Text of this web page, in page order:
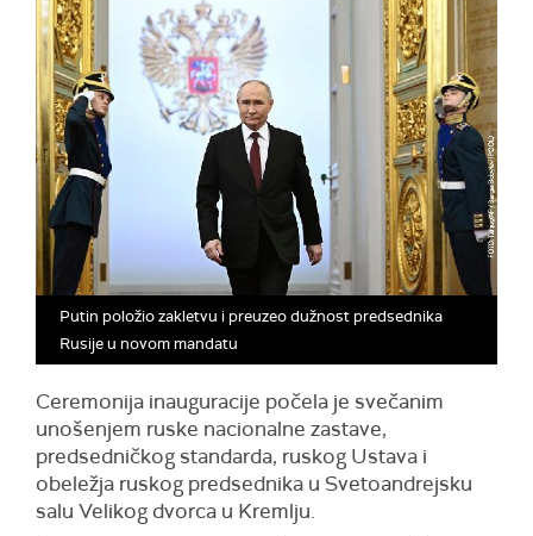
Putin položio zakletvu i preuzeo dužnost predsednika
Rusije u novom mandatu
Ceremonija inauguracije počela je svečanim
unošenjem ruske nacionalne zastave,
predsedničkog standarda, ruskog Ustava i
obeležja ruskog predsednika u Svetoandrejsku
salu Velikog dvorca u Kremlju.